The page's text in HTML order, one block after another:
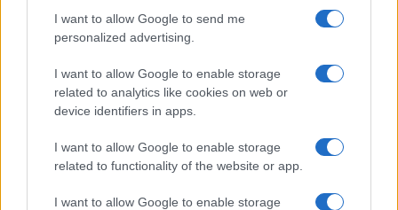
I want to allow Google to send me
personalized advertising.
I want to allow Google to enable storage
related to analytics like cookies on web or
device identifiers in apps.
I want to allow Google to enable storage
related to functionality of the website or app.
I want to allow Google to enable storage
Continua a leggere